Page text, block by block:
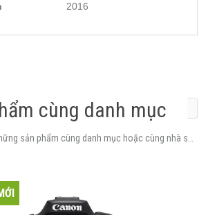
2016
cùng danh mục